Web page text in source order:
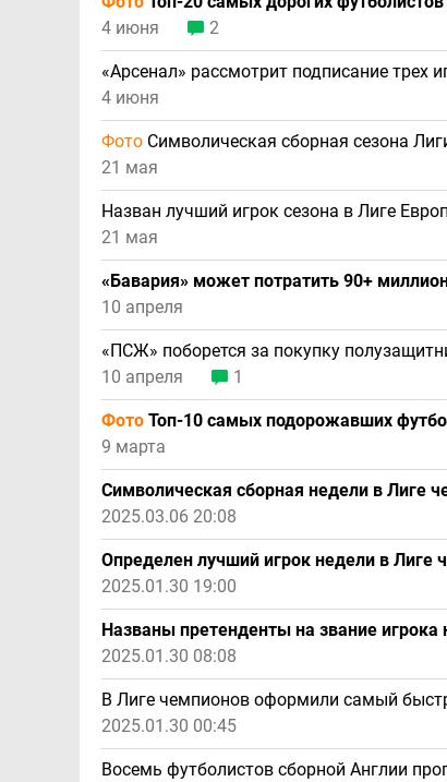
4 июня
2
«Арсенал» рассмотрит подписание трех
4 июня
Фото Символическая сборная сезона
21 мая
Назван лучший игрок сезона в Лиге
21 мая
«Бавария» может потратить 90+
10 апреля
«ПСЖ» поборется за покупку
10 апреля
1
Фото Топ-10 самых подорожавших
9 марта
Символическая сборная недели в Лиге
2025.03.06 20:08
Определен лучший игрок недели в Лиге
2025.01.30 19:00
Названы претенденты на звание
2025.01.30 08:08
В Лиге чемпионов оформили самый
2025.01.30 00:45
Восемь футболистов сборной Англии